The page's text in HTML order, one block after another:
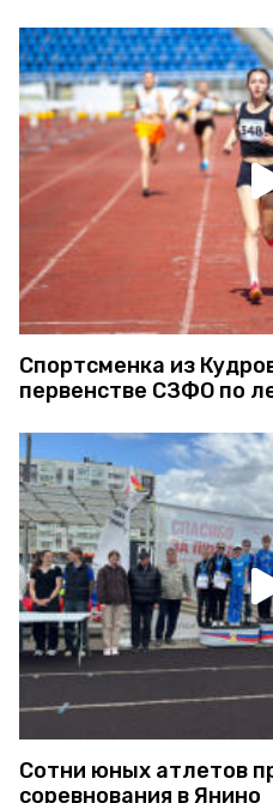
Спортсменка из
первенстве СЗФО по
Сотни юных атлетов
соревнования в Янино